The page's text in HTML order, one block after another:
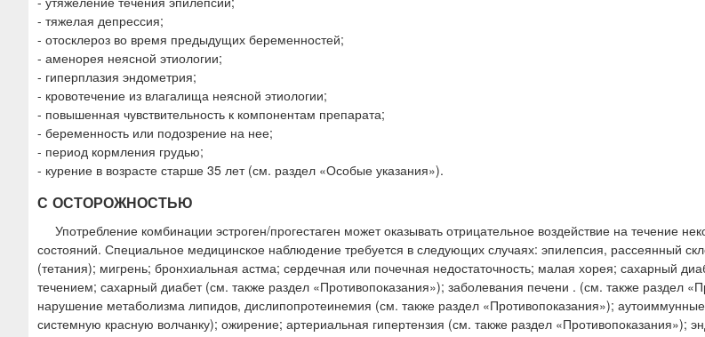
- тяжелая депрессия;
- отосклероз во время предыдущих беременностей;
- аменорея неясной этиологии;
- гиперплазия эндометрия;
- кровотечение из влагалища неясной этиологии;
- повышенная чувствительность к компонентам препарата;
- беременность или подозрение на нее;
- период кормления грудью;
- курение в возрасте старше 35 лет (см. раздел «Особые указания»).
С ОСТОРОЖНОСТЬЮ
Употребление комбинации эстроген/прогестаген может оказывать отрицательное воздействие на течение
состояний. Специальное медицинское наблюдение требуется в следующих случаях: эпилепсия, рассеянный
(тетания); мигрень; бронхиальная астма; сердечная или почечная недостаточность; малая хорея; сахарный
течением; сахарный диабет (см. также раздел «Противопоказания»); заболевания печени . (см. также раздел
нарушение метаболизма липидов, дислипопротеинемия (см. также раздел «Противопоказания»);
системную красную волчанку); ожирение; артериальная гипертензия (см. также раздел «Противопоказания»);